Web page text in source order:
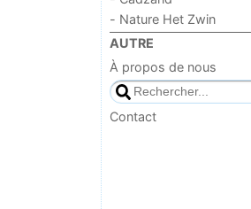
- Nature Het Zwin
AUTRE
À propos de nous
Contact